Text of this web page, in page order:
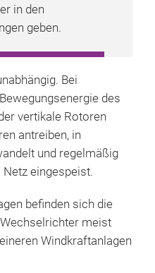
in den
geben.
Bei
des
vertikale Rotoren
antreiben, in
und regelmäßig
eingespeist.
befinden sich die
meist
Windkraftanlagen